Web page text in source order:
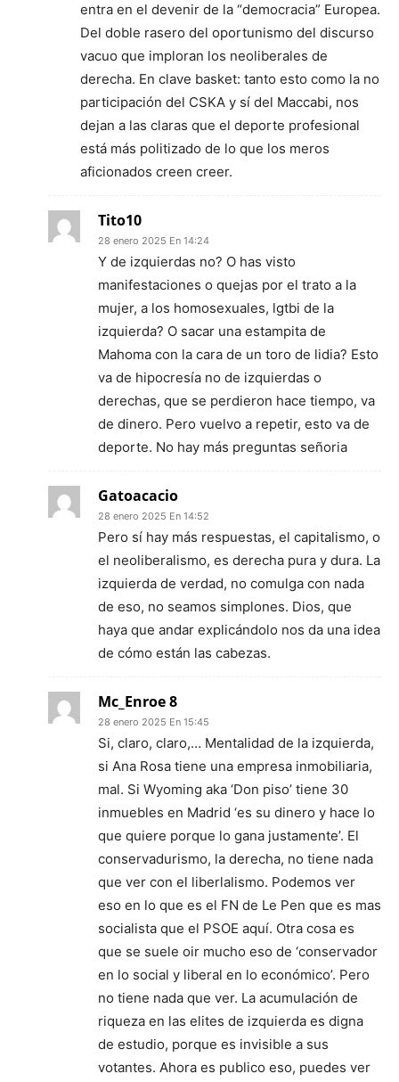
entra en el devenir de la “democracia” Europea.
Del doble rasero del oportunismo del discurso
vacuo que imploran los neoliberales de
derecha. En clave basket: tanto esto como la no
participación del CSKA y sí del Maccabi, nos
dejan a las claras que el deporte profesional
está más politizado de lo que los meros
aficionados creen creer.
Tito10
28 enero 2025 En 14:24
Y de izquierdas no? O has visto
manifestaciones o quejas por el trato a la
mujer, a los homosexuales, lgtbi de la
izquierda? O sacar una estampita de
Mahoma con la cara de un toro de lidia? Esto
va de hipocresía no de izquierdas o
derechas, que se perdieron hace tiempo, va
de dinero. Pero vuelvo a repetir, esto va de
deporte. No hay más preguntas señoria
Gatoacacio
28 enero 2025 En 14:52
Pero sí hay más respuestas, el capitalismo, o
el neoliberalismo, es derecha pura y dura. La
izquierda de verdad, no comulga con nada
de eso, no seamos simplones. Dios, que
haya que andar explicándolo nos da una idea
de cómo están las cabezas.
Mc_Enroe 8
28 enero 2025 En 15:45
Si, claro, claro,… Mentalidad de la izquierda,
si Ana Rosa tiene una empresa inmobiliaria,
mal. Si Wyoming aka ‘Don piso’ tiene 30
inmuebles en Madrid ‘es su dinero y hace lo
que quiere porque lo gana justamente’. El
conservadurismo, la derecha, no tiene nada
que ver con el liberlalismo. Podemos ver
eso en lo que es el FN de Le Pen que es mas
socialista que el PSOE aquí. Otra cosa es
que se suele oir mucho eso de ‘conservador
en lo social y liberal en lo económico’. Pero
no tiene nada que ver. La acumulación de
riqueza en las elites de izquierda es digna
de estudio, porque es invisible a sus
votantes. Ahora es publico eso, puedes ver